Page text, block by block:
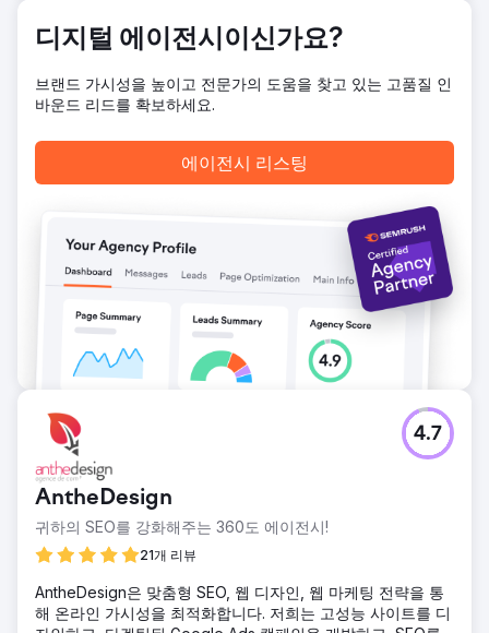
디지털 에이전시이신가요?
브랜드 가시성을 높이고 전문가의 도움을 찾고 있는 고품질 인
바운드 리드를 확보하세요.
에이전시 리스팅
AntheDesign
귀하의 SEO를 강화해주는 360도 에이전시!
21개 리뷰
4.7
AntheDesign은 맞춤형 SEO, 웹 디자인, 웹 마케팅 전략을 통
해 온라인 가시성을 최적화합니다. 저희는 고성능 사이트를 디